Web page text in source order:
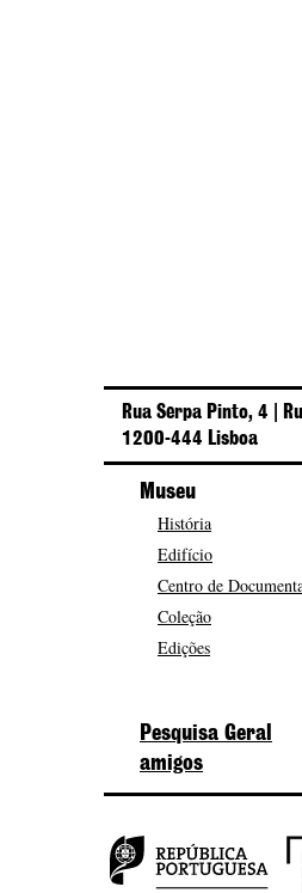
Rua Serpa Pinto, 4 |
1200-444 Lisboa
Museu
História
Edifício
Centro de
Coleção
Edições
Pesquisa Geral
amigos